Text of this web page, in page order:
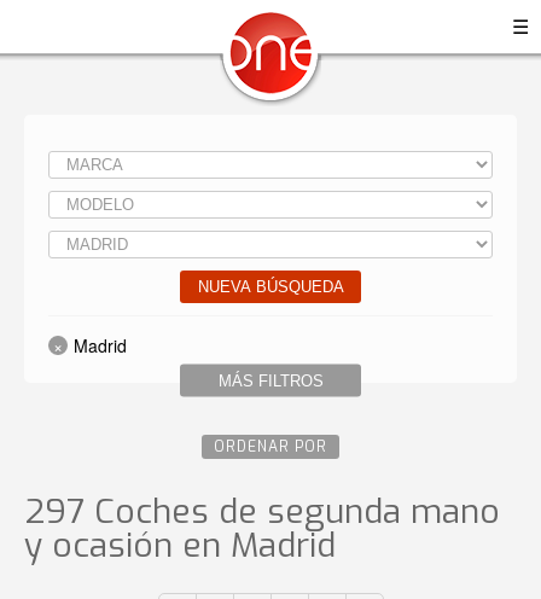
☰
NUEVA BÚSQUEDA
MÁS FILTROS
Madrid
ORDENAR POR
297 Coches de segunda mano
y ocasión en Madrid